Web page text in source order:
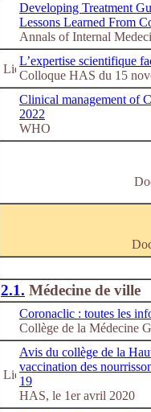
Developing Treatment
Lessons Learned From
Annals of Internal
L’expertise scientifique
Colloque HAS du 15
Clinical management of
2022
WHO
2.1. Médecine de ville
Coronaclic : toutes les
Collège de la Médecine
Avis du collège de la
vaccination des
19
HAS, le 1er avril 2020